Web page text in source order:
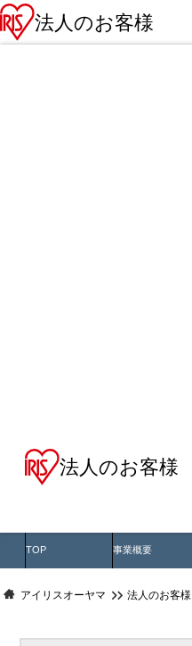
法人のお客様
法人のお客様
TOP 事業概要
アイリスオーヤマ 法人のお客様